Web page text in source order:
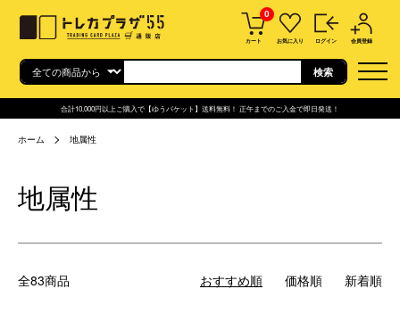
0
カート お気に入り ログイン 会員登録
合計10,000円以上ご購入で【ゆうパケット】送料無料！ 正午までのご入金で即日発送！
ホーム 地属性
地属性
全83商品 おすすめ順 価格順 新着順